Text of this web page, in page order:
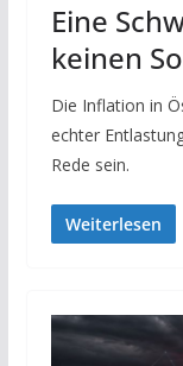
Eine
keinen
Die Inflation in
echter
Rede sein.
Weiterlesen